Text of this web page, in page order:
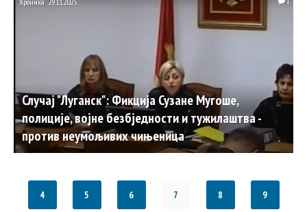
Случај "Луганск": Фикција Сузане Мугоше,
полиције, војне безбједности и тужилаштва -
против неумољивих чињеница
4 5 6 7 8 9